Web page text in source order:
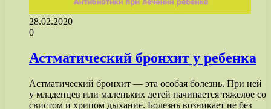
28.02.2020
0
Астматический бронхит у ребенка
Астматический бронхит — эта особая болезнь. При ней
у младенцев или маленьких детей начинается тяжелое со
свистом и хрипом дыхание. Болезнь возникает не без